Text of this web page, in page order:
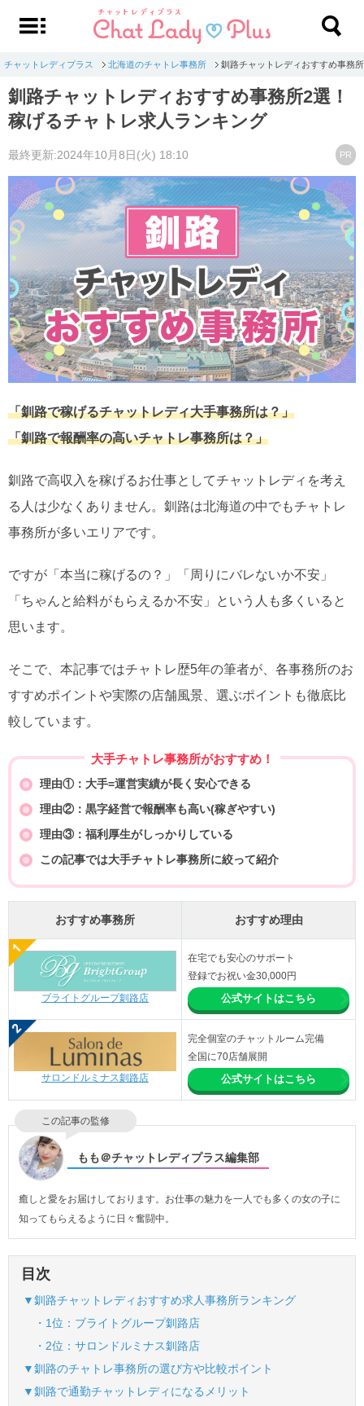
チャットレディプラス 北海道のチャトレ事務所 釧路チャットレディおすすめ事務
釧路チャットレディおすすめ事務所2選！
稼げるチャトレ求人ランキング
最終更新:2024年10月8日(火) 18:10 PR
「釧路で稼げるチャットレディ大手事務所は？」
「釧路で報酬率の高いチャトレ事務所は？」
釧路で高収入を稼げるお仕事としてチャットレディを考え
る人は少なくありません。釧路は北海道の中でもチャトレ
事務所が多いエリアです。
ですが「本当に稼げるの？」「周りにバレないか不安」
「ちゃんと給料がもらえるか不安」という人も多くいると
思います。
そこで、本記事ではチャトレ歴5年の筆者が、各事務所のお
すすめポイントや実際の店舗風景、選ぶポイントも徹底比
較しています。
大手チャトレ事務所がおすすめ！
理由①：大手=運営実績が長く安心できる
理由②：黒字経営で報酬率も高い(稼ぎやすい)
理由③：福利厚生がしっかりしている
この記事では大手チャトレ事務所に絞って紹介
おすすめ事務所 おすすめ理由
ブライトグループ釧路店
在宅でも安心のサポート
登録でお祝い金30,000円
公式サイトはこちら
サロンドルミナス釧路店
完全個室のチャットルーム完備
全国に70店舗展開
公式サイトはこちら
この記事の監修
もも＠チャットレディプラス編集部
癒しと愛をお届けしております。お仕事の魅力を一人でも多くの女の子に
知ってもらえるように日々奮闘中。
目次
▼釧路チャットレディおすすめ求人事務所ランキング
・1位：ブライトグループ釧路店
・2位：サロンドルミナス釧路店
▼釧路のチャトレ事務所の選び方や比較ポイント
▼釧路で通勤チャットレディになるメリット